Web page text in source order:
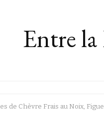
Entre
de Chèvre Frais au Noix,